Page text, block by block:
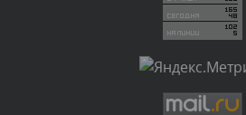
Комментарий проверяется
Текст комментария будет виден
администратором.